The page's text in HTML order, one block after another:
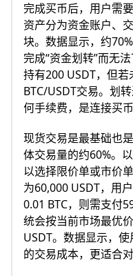
完成买币后，用户需
资产分为资金账户、
块。数据显示，约
完成“资金划转”而无
持有200 USDT，但
BTC/USDT交易。划
何手续费，是连接买
现货交易是最基础也
体交易量的约60%。
以选择限价单或市价
为60,000 USDT，用
0.01 BTC，则需支付
统会按当前市场最优
USDT。数据显示，
的交易成本，更适合